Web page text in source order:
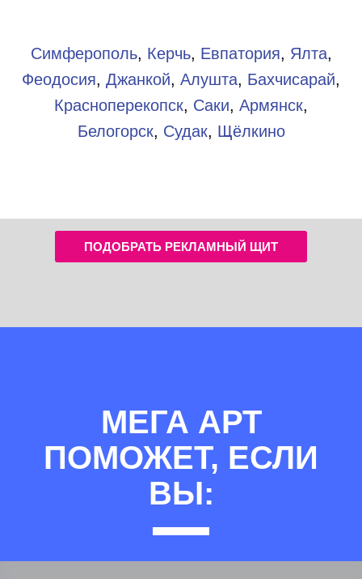
Симферополь, Керчь, Евпатория, Ялта,
Феодосия, Джанкой, Алушта, Бахчисарай,
Красноперекопск, Саки, Армянск,
Белогорск, Судак, Щёлкино
ПОДОБРАТЬ РЕКЛАМНЫЙ ЩИТ
МЕГА АРТ
ПОМОЖЕТ, ЕСЛИ
ВЫ: